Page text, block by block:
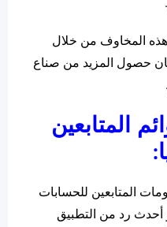
هذه المخاوف من خلال
حصول المزيد من صناع
المتابعين
المتابعين للحسابات
أحدث رد من التطبيق